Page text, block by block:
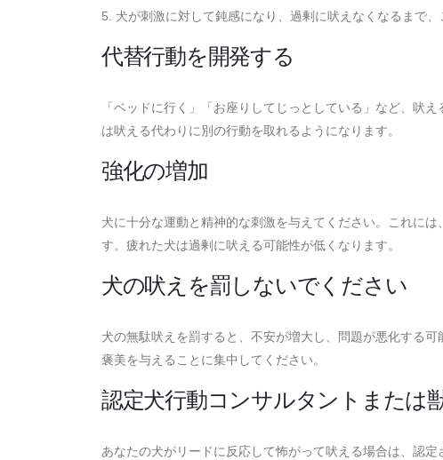
5. 犬が刺激に対して鈍感になり、過剰に吠えなくなるまで、
代替行動を開発する
「ベッドに行く」「お座りしてじっとしている」など、吠
は吠える代わりに別の行動を取れるようになります。
強化の増加
犬に十分な運動と精神的な刺激を与えてください。これに
す。疲れた犬は過剰に吠える可能性が低くなります。
犬の吠えを罰しないでください
犬の無駄吠えを罰すると、不安が増大し、問題が悪化する
褒美を与えることに集中してください。
認定犬行動コンサルタントまたは
あなたの犬がリードに反応して怖がって吠える場合は、認